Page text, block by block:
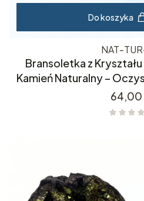
Do koszyka
NAT-
Bransoletka z
Kamień Naturalny –
Cena
64,00